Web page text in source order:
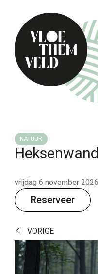
Te doen
Alle activiteiten
Routes
Kunst in Vloethemveld
Ontdek
Europese topnatuur
Cultuurhistorisch
NATUUR
vrijdag 6 november
Reserveer
VORIGE